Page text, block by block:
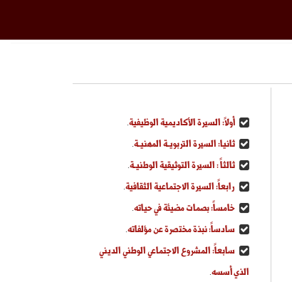
أولاً: السيرة الأكاديمية الوظيفية.
ثانيا: السيرة التربويـة المهنيـة.
ثالثاً : السيرة التوثيقية الوطنيـة.
رابعاً: السيرة الاجتماعية الثقافية.
خامساً: بصمات مضيئة في حياته.
سادساً: نبذة مختصرة عن مؤلفاته.
سابعاً: المشروع الاجتماعي الوطني الديني
الذي أسسه.